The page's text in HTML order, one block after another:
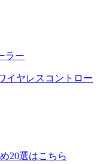
ラー
イヤレスコントロー
20選はこちら